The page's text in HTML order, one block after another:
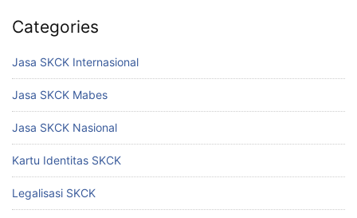
Categories
Jasa SKCK Internasional
Jasa SKCK Mabes
Jasa SKCK Nasional
Kartu Identitas SKCK
Legalisasi SKCK